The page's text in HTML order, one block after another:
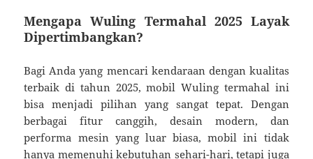
Mengapa Wuling Termahal 2025 Layak
Dipertimbangkan?
Bagi Anda yang mencari kendaraan dengan kualitas
terbaik di tahun 2025, mobil Wuling termahal ini
bisa menjadi pilihan yang sangat tepat. Dengan
berbagai fitur canggih, desain modern, dan
performa mesin yang luar biasa, mobil ini tidak
hanya memenuhi kebutuhan sehari-hari, tetapi juga